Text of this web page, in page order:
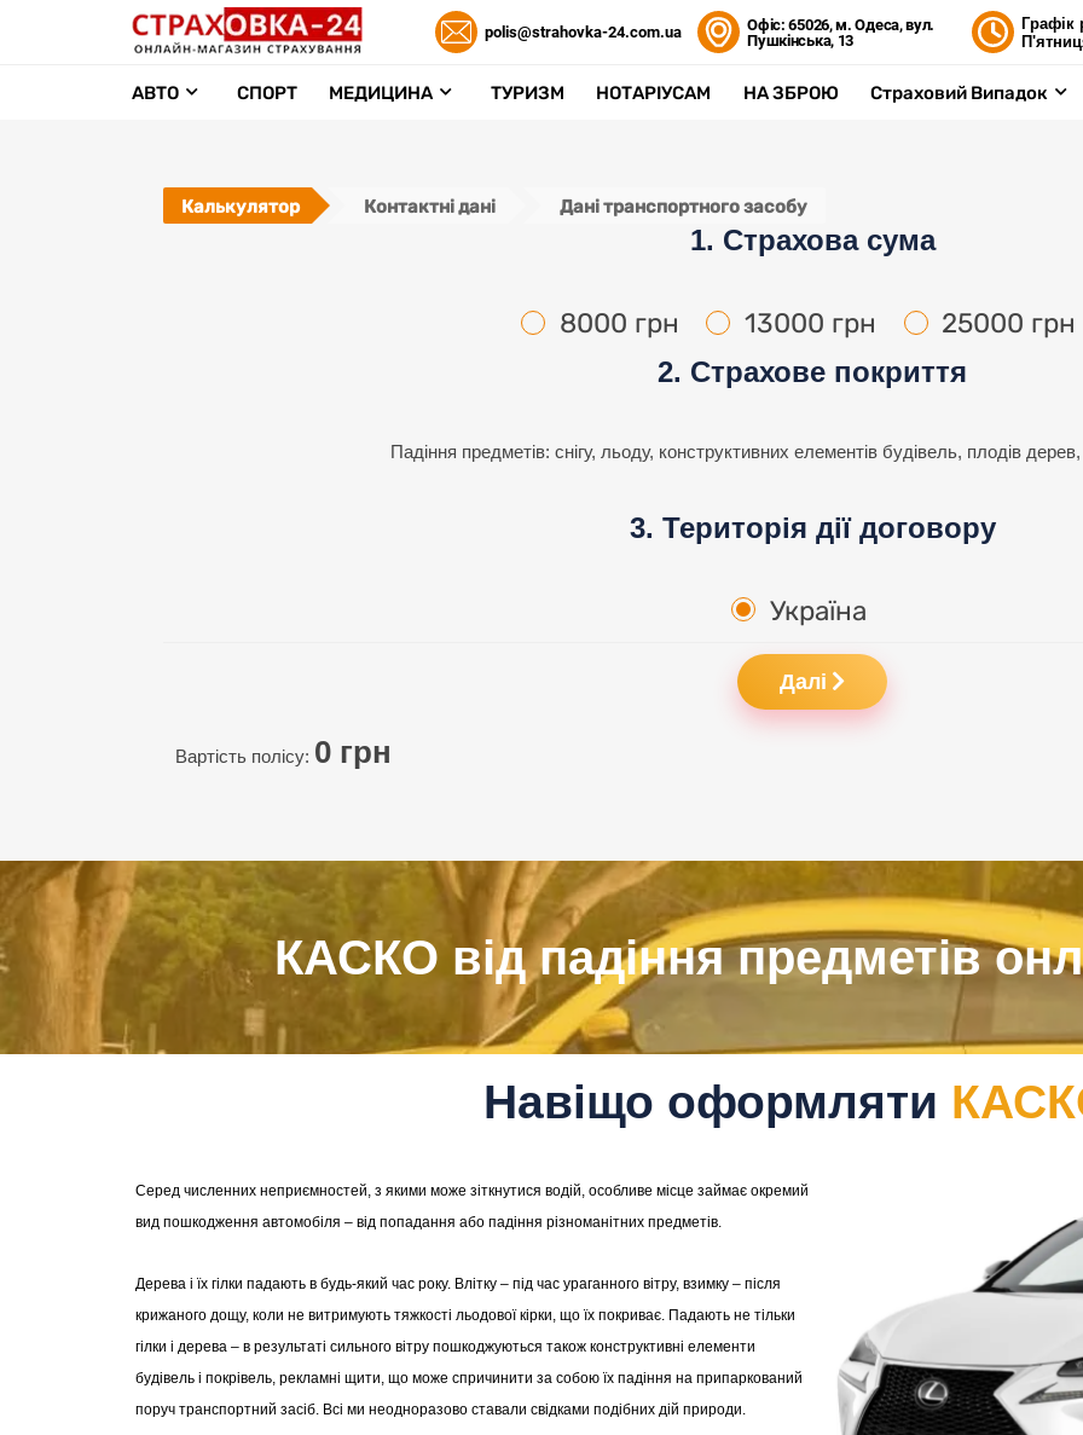
polis@strahovka-24.com.ua
Офіс: 65026, м. Одеса, вул.
Пушкінська, 13
Графік
АВТО СПОРТ МЕДИЦИНА ТУРИЗМ НОТАРІУСАМ НА ЗБРОЮ Страховий Випадок
Калькулятор Контактні дані Дані транспортного засобу
1. Страхова сума
8000 грн 13000 грн
25000 грн
2. Страхове покриття
Падіння предметів: снігу, льоду, конструктивних елементів будівель, плодів дерев,
3. Територія дії договору
Україна
Далі
Вартість полісу: 0 грн
КАСКО від падіння предметів
Навіщо оформляти
Серед численних неприємностей, з якими може зіткнутися водій, особливе місце займає окремий
вид пошкодження автомобіля – від попадання або падіння різноманітних предметів.
Дерева і їх гілки падають в будь-який час року. Влітку – під час ураганного вітру, взимку – після
крижаного дощу, коли не витримують тяжкості льодової кірки, що їх покриває. Падають не тільки
гілки і дерева – в результаті сильного вітру пошкоджуються також конструктивні елементи
будівель і покрівель, рекламні щити, що може спричинити за собою їх падіння на припаркований
поруч транспортний засіб. Всі ми неодноразово ставали свідками подібних дій природи.